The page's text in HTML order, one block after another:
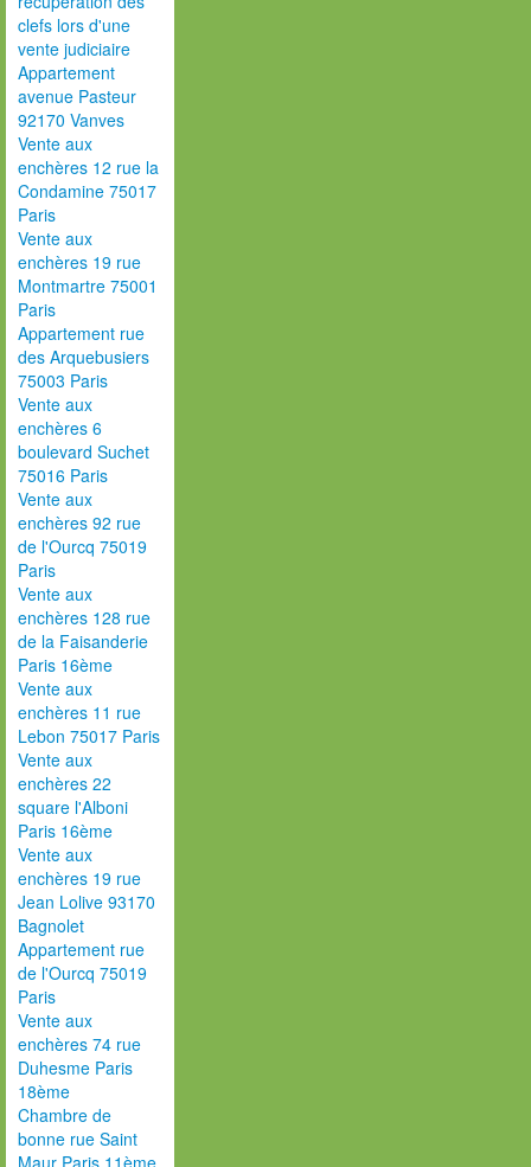
clefs lors d'une
vente judiciaire
Appartement
avenue Pasteur
92170 Vanves
Vente aux
enchères 12 rue la
Condamine 75017
Paris
Vente aux
enchères 19 rue
Montmartre 75001
Paris
Appartement rue
des Arquebusiers
75003 Paris
Vente aux
enchères 6
boulevard Suchet
75016 Paris
Vente aux
enchères 92 rue
de l'Ourcq 75019
Paris
Vente aux
enchères 128 rue
de la Faisanderie
Paris 16ème
Vente aux
enchères 11 rue
Lebon 75017 Paris
Vente aux
enchères 22
square l'Alboni
Paris 16ème
Vente aux
enchères 19 rue
Jean Lolive 93170
Bagnolet
Appartement rue
de l'Ourcq 75019
Paris
Vente aux
enchères 74 rue
Duhesme Paris
18ème
Chambre de
bonne rue Saint
Maur Paris 11ème